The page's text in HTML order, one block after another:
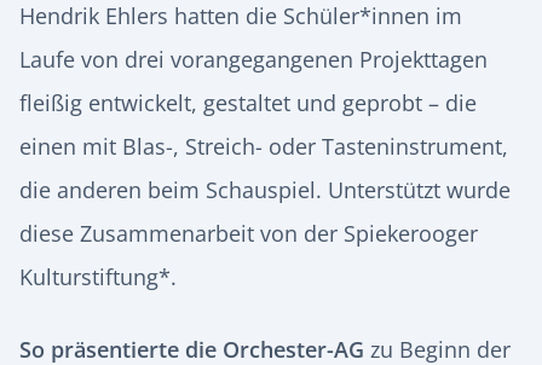
Hendrik Ehlers hatten die Schüler*innen im
Laufe von drei vorangegangenen Projekttagen
fleißig entwickelt, gestaltet und geprobt – die
einen mit Blas-, Streich- oder Tasteninstrument,
die anderen beim Schauspiel. Unterstützt wurde
diese Zusammenarbeit von der Spiekerooger
Kulturstiftung*.
So präsentierte die Orchester-AG zu Beginn der